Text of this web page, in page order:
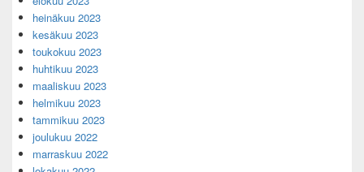
heinäkuu 2023
kesäkuu 2023
toukokuu 2023
huhtikuu 2023
maaliskuu 2023
helmikuu 2023
tammikuu 2023
joulukuu 2022
marraskuu 2022